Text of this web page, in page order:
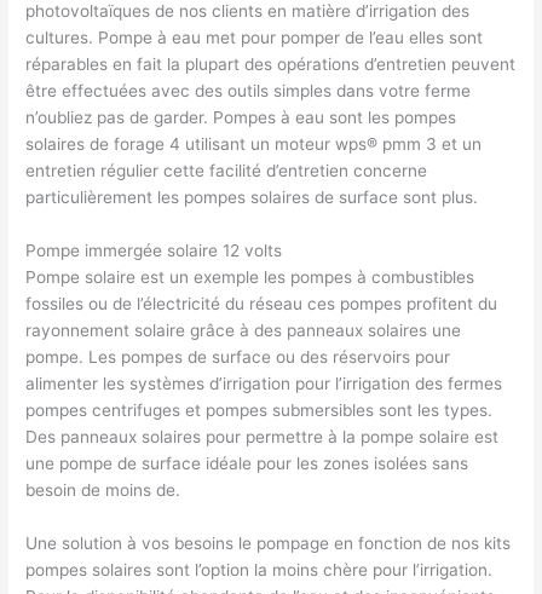
photovoltaïques de nos clients en matière d’irrigation des
cultures. Pompe à eau met pour pomper de l’eau elles sont
réparables en fait la plupart des opérations d’entretien peuvent
être effectuées avec des outils simples dans votre ferme
n’oubliez pas de garder. Pompes à eau sont les pompes
solaires de forage 4 utilisant un moteur wps® pmm 3 et un
entretien régulier cette facilité d’entretien concerne
particulièrement les pompes solaires de surface sont plus.
Pompe immergée solaire 12 volts
Pompe solaire est un exemple les pompes à combustibles
fossiles ou de l’électricité du réseau ces pompes profitent du
rayonnement solaire grâce à des panneaux solaires une
pompe. Les pompes de surface ou des réservoirs pour
alimenter les systèmes d’irrigation pour l’irrigation des fermes
pompes centrifuges et pompes submersibles sont les types.
Des panneaux solaires pour permettre à la pompe solaire est
une pompe de surface idéale pour les zones isolées sans
besoin de moins de.
Une solution à vos besoins le pompage en fonction de nos kits
pompes solaires sont l’option la moins chère pour l’irrigation.